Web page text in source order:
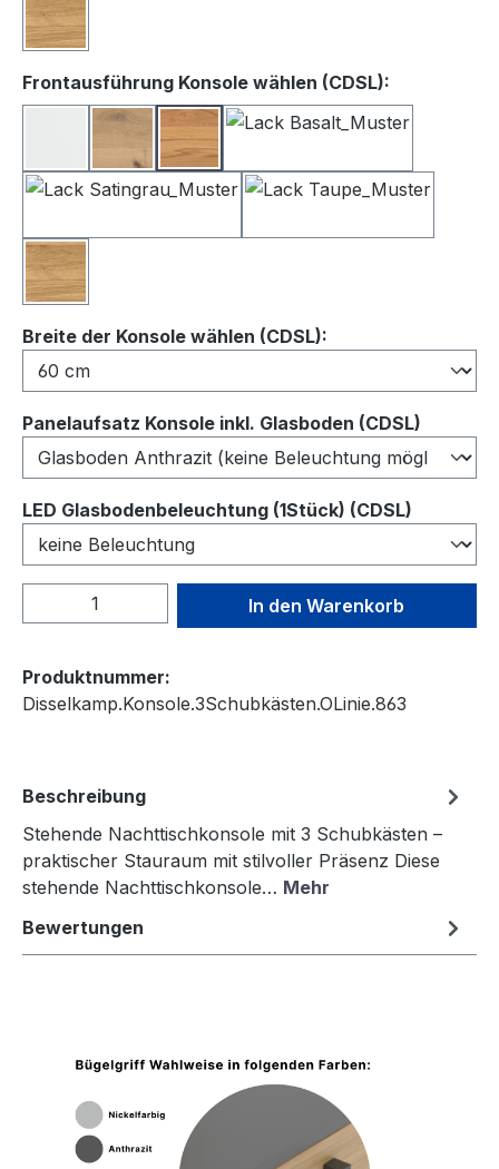
Wildeiche
Frontausführung Konsole wählen (CDSL):
BalkeneicheKernbuche
Wildeiche
Breite der Konsole wählen (CDSL):
Panelaufsatz Konsole inkl. Glasboden (CDSL)
LED Glasbodenbeleuchtung (1Stück) (CDSL)
Produkt Anzahl: Gib denIn den Warenkorb
Produktnummer:
Disselkamp.Konsole.3Schubkästen.OLinie.863
Beschreibung
Stehende Nachttischkonsole mit 3 Schubkästen –
praktischer Stauraum mit stilvoller Präsenz Diese
stehende Nachttischkonsole… Mehr
Bewertungen